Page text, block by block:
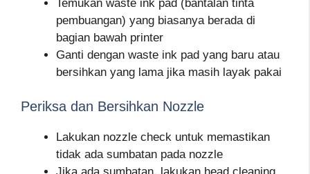
Temukan waste ink pad (bantalan tinta
pembuangan) yang biasanya berada di
bagian bawah printer
Ganti dengan waste ink pad yang baru atau
bersihkan yang lama jika masih layak pakai
Periksa dan Bersihkan Nozzle
Lakukan nozzle check untuk memastikan
tidak ada sumbatan pada nozzle